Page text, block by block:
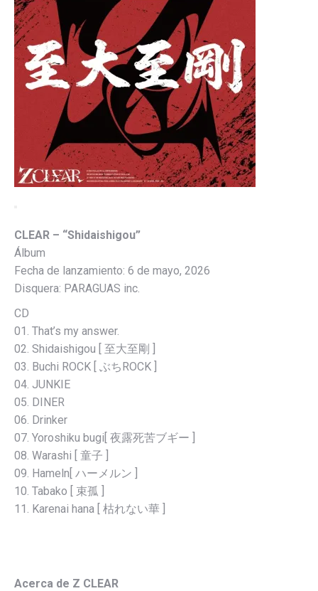
CLEAR – “Shidaishigou”
Álbum
Fecha de lanzamiento: 6 de mayo, 2026
Disquera: PARAGUAS inc.
CD
01. That’s my answer.
02. Shidaishigou [ 至大至剛 ]
03. Buchi ROCK [ ぶちROCK ]
04. JUNKIE
05. DINER
06. Drinker
07. Yoroshiku bugi[ 夜露死苦ブギー ]
08. Warashi [ 童子 ]
09. Hameln[ ハーメルン ]
10. Tabako [ 束孤 ]
11. Karenai hana [ 枯れない華 ]
Acerca de Z CLEAR